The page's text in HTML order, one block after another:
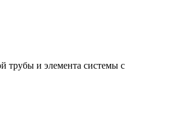
трубы и элемента системы с